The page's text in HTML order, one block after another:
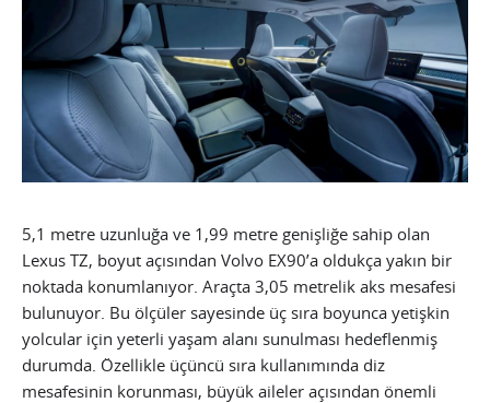
5,1 metre uzunluğa ve 1,99 metre genişliğe sahip olan
Lexus TZ, boyut açısından Volvo EX90’a oldukça yakın bir
noktada konumlanıyor. Araçta 3,05 metrelik aks mesafesi
bulunuyor. Bu ölçüler sayesinde üç sıra boyunca yetişkin
yolcular için yeterli yaşam alanı sunulması hedeflenmiş
durumda. Özellikle üçüncü sıra kullanımında diz
mesafesinin korunması, büyük aileler açısından önemli